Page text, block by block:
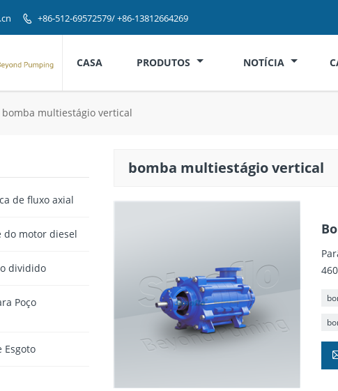
 +86-512-69572579/ +86-13812664269
CASA PRODUTOS NOTÍCIA
bomba multiestágio vertical
bomba multiestágio vertical
de fluxo axial
do motor diesel
dividido
Poço
Esgoto